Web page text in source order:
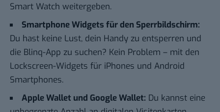
Smart Watch weitergeben.
Smartphone Widgets für den Sperrbildschirm:
Du hast keine Lust, dein Handy zu entsperren und
die Blinq-App zu suchen? Kein Problem – mit den
Lockscreen-Widgets für iPhones und Android
Smartphones.
Apple Wallet und Google Wallet: Du kannst eine